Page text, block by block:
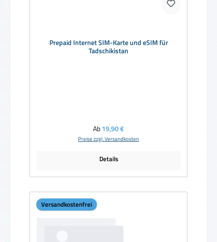
Prepaid Internet SIM-Karte und eSIM für
Tadschikistan
Regulärer Preis:
Ab19,90 €
Preise zzgl. Versandkosten
Details
Versandkostenfrei